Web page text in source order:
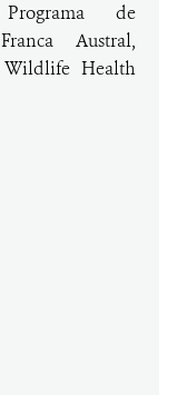
de
Austral,
Health